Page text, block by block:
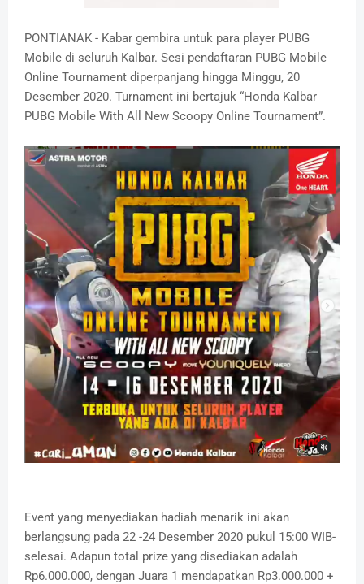
PONTIANAK - Kabar gembira untuk para player PUBG
Mobile di seluruh Kalbar. Sesi pendaftaran PUBG Mobile
Online Tournament diperpanjang hingga Minggu, 20
Desember 2020. Turnament ini bertajuk “Honda Kalbar
PUBG Mobile With All New Scoopy Online Tournament”.
Event yang menyediakan hadiah menarik ini akan
berlangsung pada 22 -24 Desember 2020 pukul 15:00 WIB-
selesai. Adapun total prize yang disediakan adalah
Rp6.000.000, dengan Juara 1 mendapatkan Rp3.000.000 +